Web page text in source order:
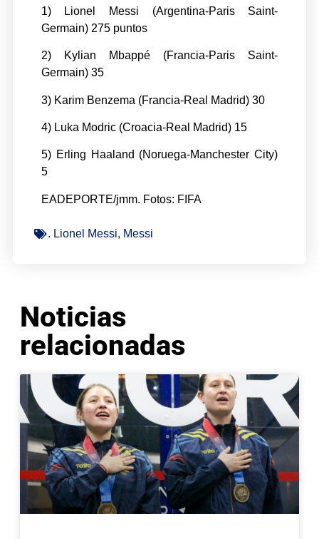
1) Lionel Messi (Argentina-Paris Saint-
Germain) 275 puntos
2) Kylian Mbappé (Francia-Paris Saint-
Germain) 35
3) Karim Benzema (Francia-Real Madrid) 30
4) Luka Modric (Croacia-Real Madrid) 15
5) Erling Haaland (Noruega-Manchester City)
5
EADEPORTE/jmm. Fotos: FIFA
. Lionel Messi, Messi
Noticias
relacionadas